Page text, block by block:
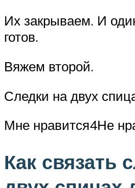
Их закрываем. И
готов.
Вяжем второй.
Следки на двух
Мне нравится4Не
Как связать